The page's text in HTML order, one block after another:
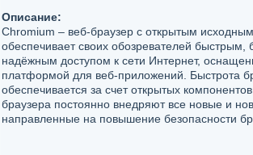
Описание:
Chromium – веб-браузер с открытым
обеспечивает своих обозревателей быстрым,
надёжным доступом к сети Интернет,
платформой для веб-приложений. Быстрота
обеспечивается за счет открытых
браузера постоянно внедряют все новые и
направленные на повышение безопасности